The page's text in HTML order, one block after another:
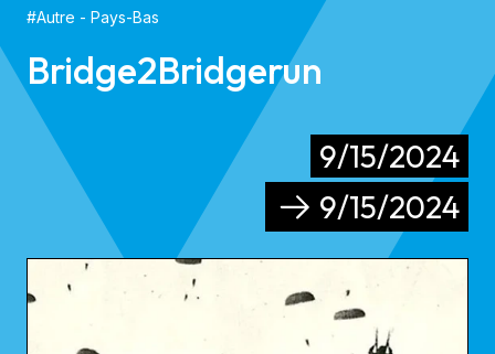
#Autre - Pays-Bas
Bridge2Bridgerun
9/15/2024
9/15/2024